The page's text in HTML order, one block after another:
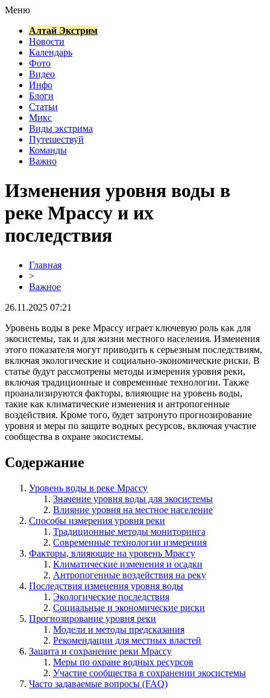
Меню
Алтай Экстрим
Новости
Календарь
Фото
Видео
Инфо
Блоги
Статьи
Микс
Виды экстрима
Путешествуй
Команды
Важно
Изменения уровня воды в
реке Мрассу и их
последствия
Главная
>
Важное
26.11.2025 07:21
Уровень воды в реке Мрассу играет ключевую роль как для
экосистемы, так и для жизни местного населения. Изменения
этого показателя могут приводить к серьезным последствиям,
включая экологические и социально-экономические риски. В
статье будут рассмотрены методы измерения уровня реки,
включая традиционные и современные технологии. Также
проанализируются факторы, влияющие на уровень воды,
такие как климатические изменения и антропогенные
воздействия. Кроме того, будет затронуто прогнозирование
уровня и меры по защите водных ресурсов, включая участие
сообщества в охране экосистемы.
Содержание
Уровень воды в реке Мрассу
Значение уровня воды для экосистемы
Влияние уровня на местное население
Способы измерения уровня реки
Традиционные методы мониторинга
Современные технологии измерения
Факторы, влияющие на уровень Мрассу
Климатические изменения и осадки
Антропогенные воздействия на реку
Последствия изменения уровня воды
Экологические последствия
Социальные и экономические риски
Прогнозирование уровня реки
Модели и методы предсказания
Рекомендации для местных властей
Защита и сохранение реки Мрассу
Меры по охране водных ресурсов
Участие сообщества в сохранении экосистемы
Часто задаваемые вопросы (FAQ)